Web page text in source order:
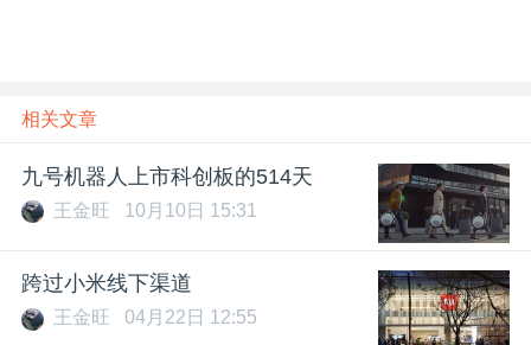
相关文章
九号机器人上市科创板的514天
王金旺 10月10日 15:31
跨过小米线下渠道
王金旺 04月22日 12:55